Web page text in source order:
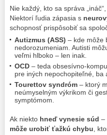
Nie každý, kto sa správa
Niektorí ľudia zápasia s
schopnosť prispôsobiť sa
Autizmus (ASS) – kde môže
nedorozumeniam. Autisti
veľmi hlboko – len inak.
OCD – teda obsesívno-
pre iných nepochopiteľné, ba
Tourettov syndróm – ktorý
neúmyselným výkrikom či
symptómom.
Ak niekto hneď vynesie súd –
môže urobiť ťažkú chybu,